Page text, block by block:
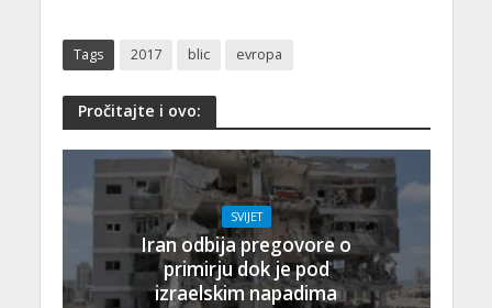
Tags 2017 blic evropa
Pročitajte i ovo:
SVIJET
Iran odbija pregovore o
primirju dok je pod
izraelskim napadima